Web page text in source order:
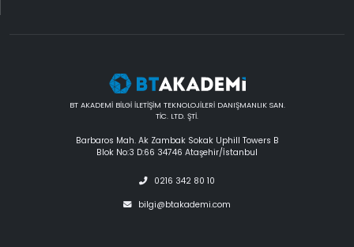
BT AKADEMİ BİLGİ İLETİŞİM TEKNOLOJİLERİ DANIŞMANLIK SAN.
TİC. LTD. ŞTİ.
Barbaros Mah. Ak Zambak Sokak Uphill Towers B
Blok No:3 D:66 34746 Ataşehir/İstanbul
0216 342 80 10
bilgi@btakademi.com